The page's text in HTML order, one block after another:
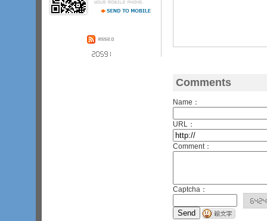
Comments
Name：
URL：
Comment：
Captcha：
は、病棟看護師．
­．­．